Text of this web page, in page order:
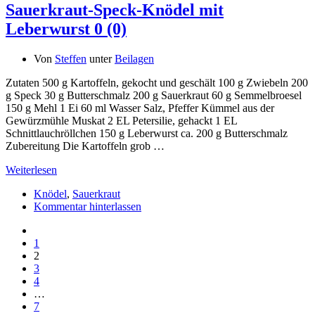
Sauerkraut-Speck-Knödel mit
Leberwurst 0 (0)
Von Steffen unterBeilagen
Zutaten 500 g Kartoffeln, gekocht und geschält 100 g Zwiebeln 200
g Speck 30 g Butterschmalz 200 g Sauerkraut 60 g Semmelbroesel
150 g Mehl 1 Ei 60 ml Wasser Salz, Pfeffer Kümmel aus der
Gewürzmühle Muskat 2 EL Petersilie, gehackt 1 EL
Schnittlauchröllchen 150 g Leberwurst ca. 200 g Butterschmalz
Zubereitung Die Kartoffeln grob …
Weiterlesen
Knödel, Sauerkraut
Kommentar hinterlassen
1
2
3
4
…
7